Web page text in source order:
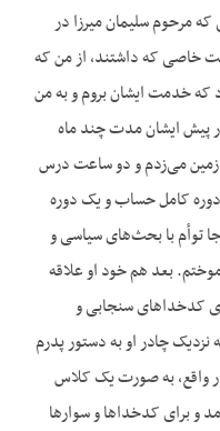
که مرحوم سلیمان میرزا در
خاصی که داشتند، از من که
که خدمت ایشان بروم و به من
پیش ایشان مدت چند ماه
زمین می‌‌زدم و دو ساعت درس
کامل حساب و یک دوره
توأم با بحث‌‌های سیاسی و
بعد هم خود او علاقه
کدخداهای سنجابی و
چادر او به دستور پدرم
واقع، به صورت یک کلاس
و برای کدخداها و سوارها